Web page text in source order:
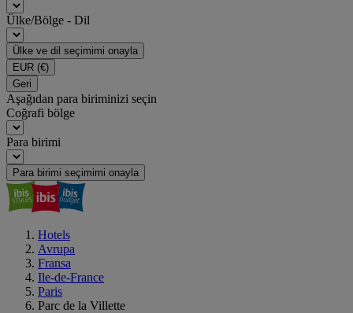
Ülke/Bölge - Dil
Ülke ve dil seçimimi onayla
EUR (€)
Geri
Aşağıdan para biriminizi seçin
Coğrafi bölge
Para birimi
Para birimi seçimimi onayla
Hotels
Avrupa
Fransa
Ile-de-France
Paris
Parc de la Villette